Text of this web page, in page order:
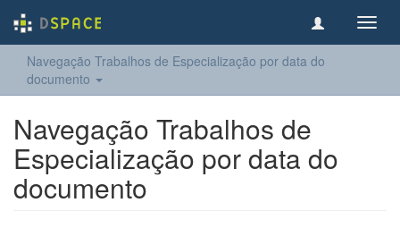
Navegação Trabalhos de Especialização por data do
documento
Navegação Trabalhos de
Especialização por data do
documento